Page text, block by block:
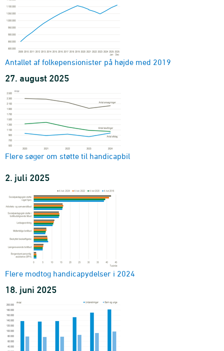
Antallet af folkepensionister på højde med 2019
27. august 2025
Flere søger om støtte til handicapbil
2. juli 2025
Flere modtog handicapydelser i 2024
18. juni 2025